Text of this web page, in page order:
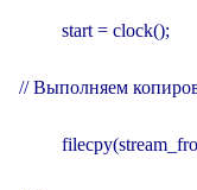
         start = clock();
// Выполняем